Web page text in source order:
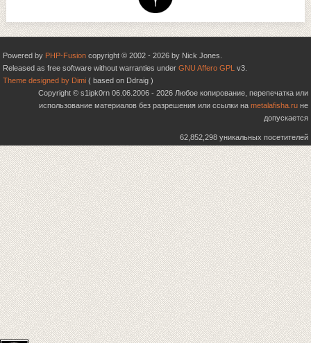
Powered by PHP-Fusion copyright © 2002 - 2026 by Nick Jones.
Released as free software without warranties under GNU Affero GPL v3.
Theme designed by Dimi ( based on Ddraig )
Copyright © s1ipk0rn 06.06.2006 - 2026 Любое копирование, перепечатка или
использование материалов без разрешения или ссылки на metalafisha.ru не
допускается
62,852,298 уникальных посетителей